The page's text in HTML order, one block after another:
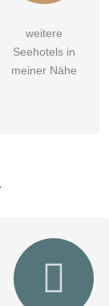
genommen.
weitere
Seehotels in
meiner Nähe